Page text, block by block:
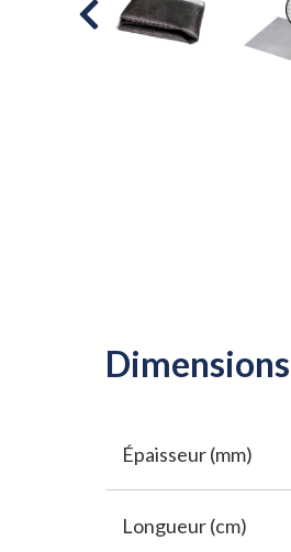
Dimensions
Épaisseur (mm)
Longueur (cm)